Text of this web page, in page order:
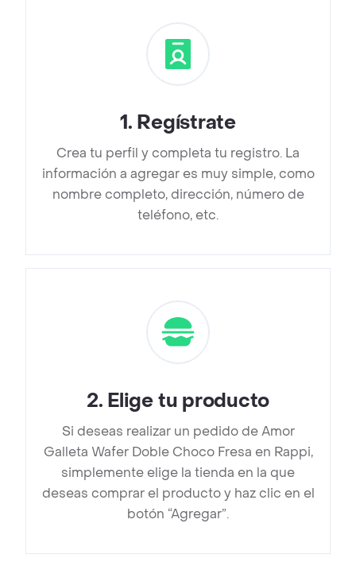
1. Regístrate
Crea tu perfil y completa tu registro. La
información a agregar es muy simple, como
nombre completo, dirección, número de
teléfono, etc.
2. Elige tu producto
Si deseas realizar un pedido de Amor
Galleta Wafer Doble Choco Fresa en Rappi,
simplemente elige la tienda en la que
deseas comprar el producto y haz clic en el
botón “Agregar”.